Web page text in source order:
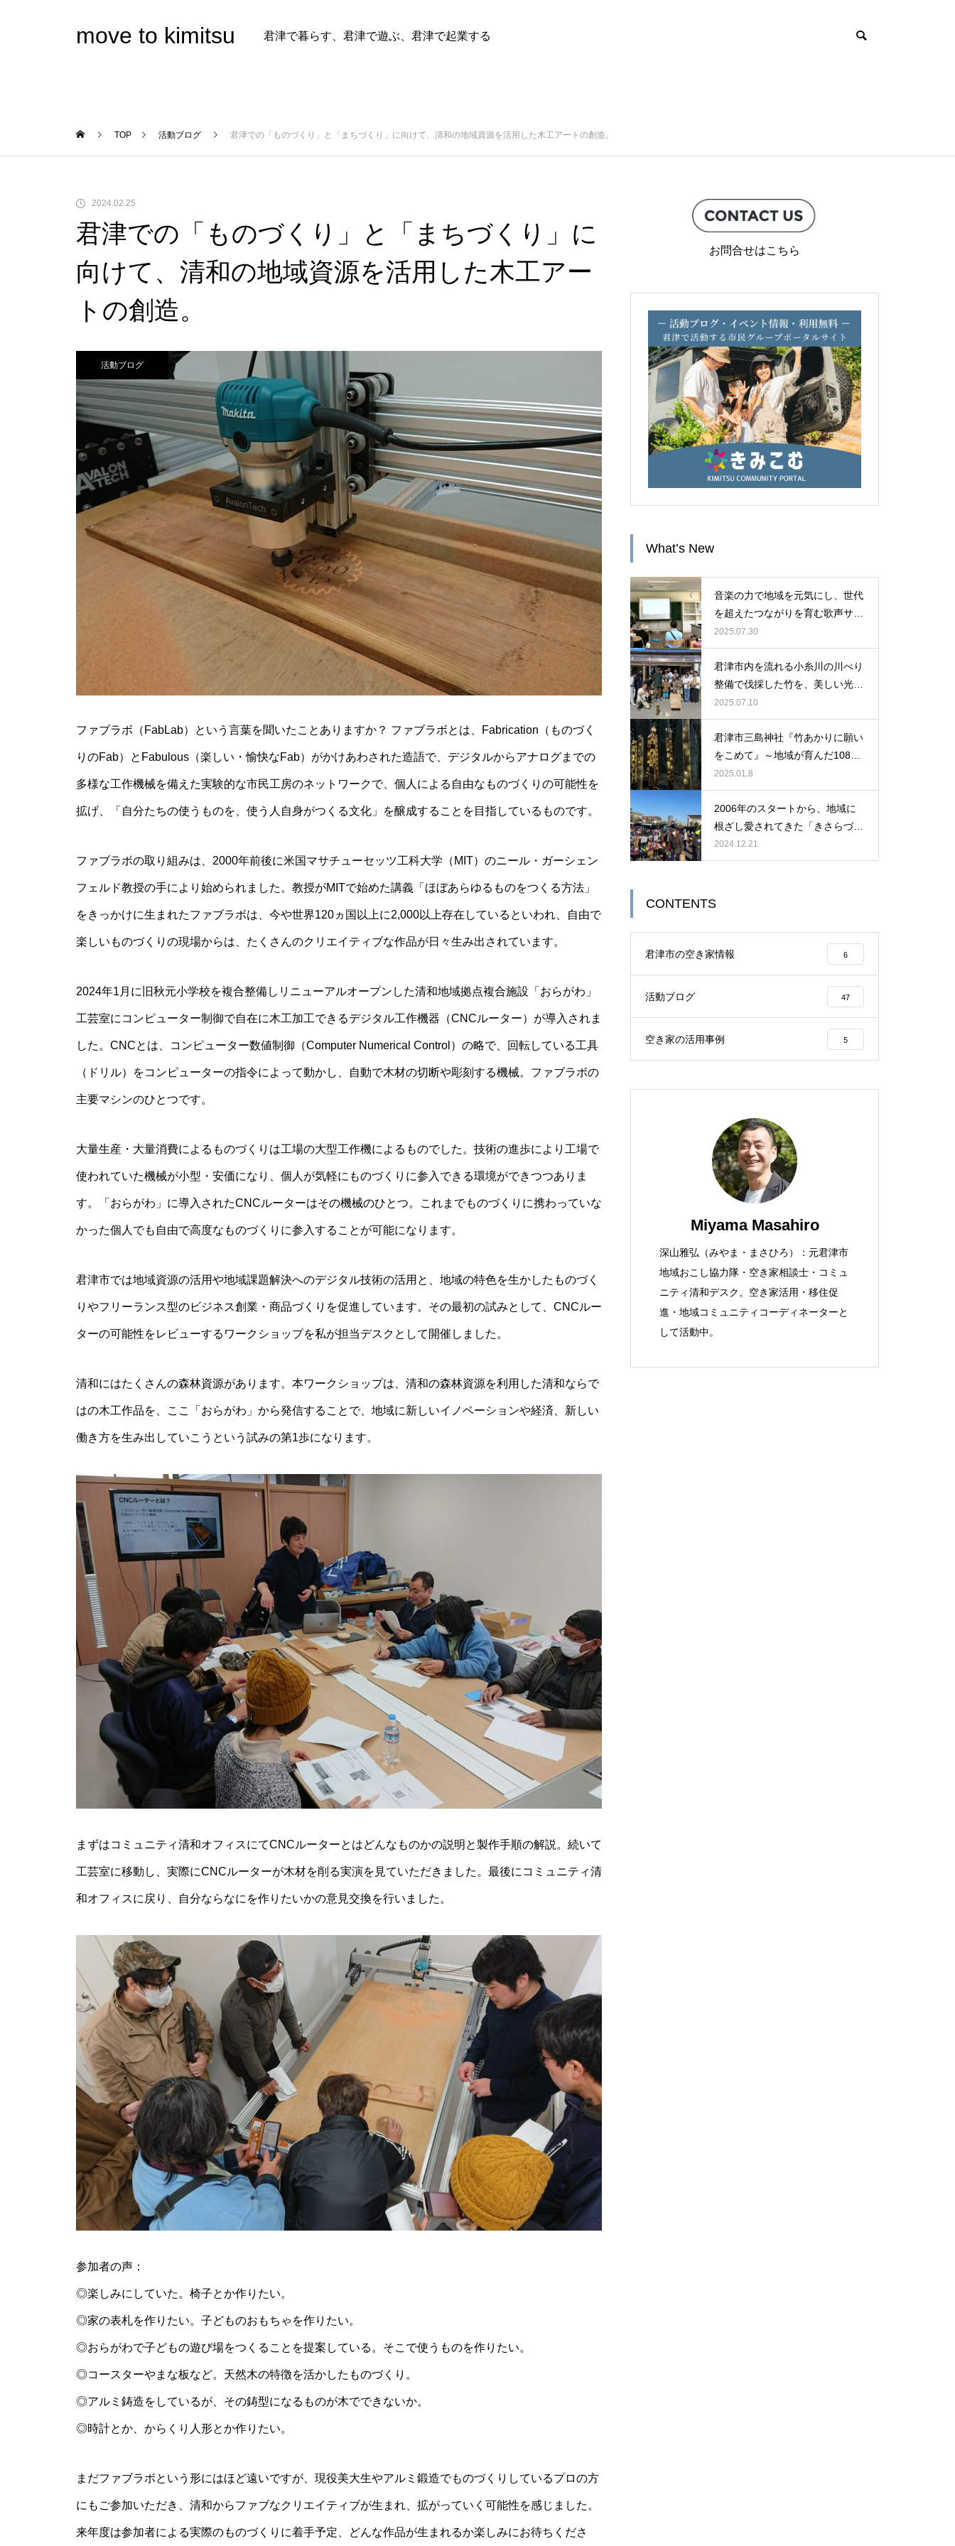
move to kimitsu 君津で暮らす、君津で遊ぶ、君津で起業する
TOP 活動ブログ 君津での「ものづくり」と「まちづくり」に向けて、清和の地域資源を活用した木工アートの創造。
2024.02.25
君津での「ものづくり」と「まちづくり」に
向けて、清和の地域資源を活用した木工アー
トの創造。
活動ブログ
ファブラボ（FabLab）という言葉を聞いたことありますか？ ファブラボとは、Fabrication（ものづく
りのFab）とFabulous（楽しい・愉快なFab）がかけあわされた造語で、デジタルからアナログまでの
多様な工作機械を備えた実験的な市民工房のネットワークで、個人による自由なものづくりの可能性を
拡げ、「自分たちの使うものを、使う人自身がつくる文化」を醸成することを目指しているものです。
ファブラボの取り組みは、2000年前後に米国マサチューセッツ工科大学（MIT）のニール・ガーシェン
フェルド教授の手により始められました。教授がMITで始めた講義「ほぼあらゆるものをつくる方法」
をきっかけに生まれたファブラボは、今や世界120ヵ国以上に2,000以上存在しているといわれ、自由で
楽しいものづくりの現場からは、たくさんのクリエイティブな作品が日々生み出されています。
2024年1月に旧秋元小学校を複合整備しリニューアルオープンした清和地域拠点複合施設「おらがわ」
工芸室にコンピューター制御で自在に木工加工できるデジタル工作機器（CNCルーター）が導入されま
した。CNCとは、コンピューター数値制御（Computer Numerical Control）の略で、回転している工具
（ドリル）をコンピューターの指令によって動かし、自動で木材の切断や彫刻する機械。ファブラボの
主要マシンのひとつです。
大量生産・大量消費によるものづくりは工場の大型工作機によるものでした。技術の進歩により工場で
使われていた機械が小型・安価になり、個人が気軽にものづくりに参入できる環境ができつつありま
す。「おらがわ」に導入されたCNCルーターはその機械のひとつ。これまでものづくりに携わっていな
かった個人でも自由で高度なものづくりに参入することが可能になります。
君津市では地域資源の活用や地域課題解決へのデジタル技術の活用と、地域の特色を生かしたものづく
りやフリーランス型のビジネス創業・商品づくりを促進しています。その最初の試みとして、CNCルー
ターの可能性をレビューするワークショップを私が担当デスクとして開催しました。
清和にはたくさんの森林資源があります。本ワークショップは、清和の森林資源を利用した清和ならで
はの木工作品を、ここ「おらがわ」から発信することで、地域に新しいイノベーションや経済、新しい
働き方を生み出していこうという試みの第1歩になります。
まずはコミュニティ清和オフィスにてCNCルーターとはどんなものかの説明と製作手順の解説。続いて
工芸室に移動し、実際にCNCルーターが木材を削る実演を見ていただきました。最後にコミュニティ清
和オフィスに戻り、自分ならなにを作りたいかの意見交換を行いました。
参加者の声：
◎楽しみにしていた。椅子とか作りたい。
◎家の表札を作りたい。子どものおもちゃを作りたい。
◎おらがわで子どもの遊び場をつくることを提案している。そこで使うものを作りたい。
◎コースターやまな板など。天然木の特徴を活かしたものづくり。
◎アルミ鋳造をしているが、その鋳型になるものが木でできないか。
◎時計とか、からくり人形とか作りたい。
まだファブラボという形にはほど遠いですが、現役美大生やアルミ鍛造でものづくりしているプロの方
にもご参加いただき、清和からファブなクリエイティブが生まれ、拡がっていく可能性を感じました。
来年度は参加者による実際のものづくりに着手予定、どんな作品が生まれるか楽しみにお待ちくださ
お問合せはこちら
What’s New
音楽の力で地域を元気にし、世代
を超えたつながりを育む歌声サロ
ンに、ぜひ皆様のお力をお貸しく
ださい。
2025.07.30
君津市内を流れる小糸川の川べり
整備で伐採した竹を、美しい光へ
と生まれ変わらせよう！
2025.07.10
君津市三島神社『竹あかりに願い
をこめて』～地域が育んだ108本
の光が紡ぐ物語
2025.01.8
2006年のスタートから、地域に
根ざし愛されてきた「きさらづ朝
市」が、ついに400回という大き
な節目を迎えました。
2024.12.21
CONTENTS
君津市の空き家情報 6
活動ブログ 47
空き家の活用事例 5
Miyama Masahiro
深山雅弘（みやま・まさひろ）：元君津市
地域おこし協力隊・空き家相談士・コミュ
ニティ清和デスク。空き家活用・移住促
進・地域コミュニティコーディネーターと
して活動中。